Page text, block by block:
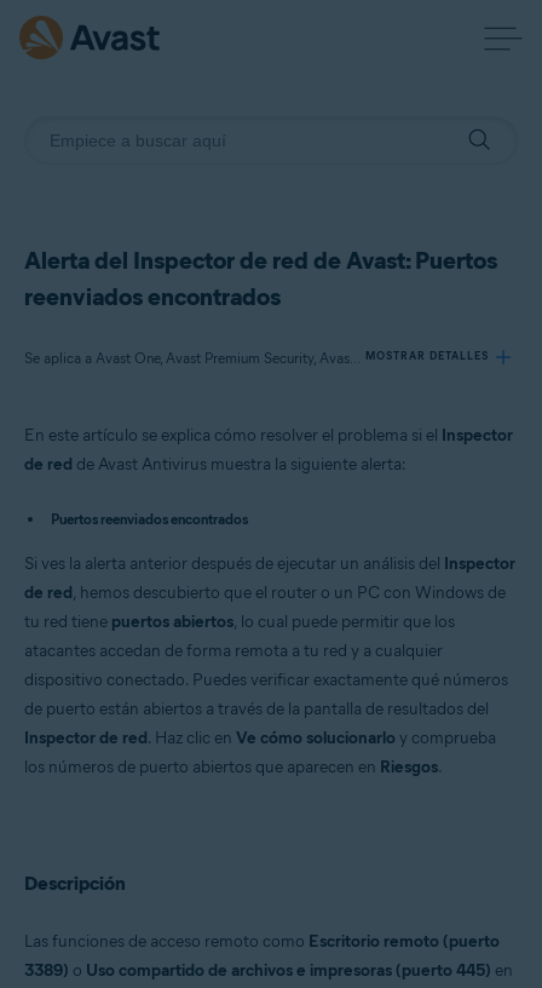
Alerta del Inspector de red de Avast: Puertos
reenviados encontrados
Se aplica a Avast One, Avast Premium Security, Avast Free Antivirus MOSTRAR DETALLES
Avast Free Antivirus
En este artículo se explica cómo resolver el problema si el Inspector
de red de Avast Antivirus muestra la siguiente alerta:
Puertos reenviados encontrados
Si ves la alerta anterior después de ejecutar un análisis del Inspector
de red, hemos descubierto que el router o un PC con Windows de
tu red tiene puertos abiertos, lo cual puede permitir que los
atacantes accedan de forma remota a tu red y a cualquier
dispositivo conectado. Puedes verificar exactamente qué números
de puerto están abiertos a través de la pantalla de resultados del
Inspector de red. Haz clic en Ve cómo solucionarlo y comprueba
los números de puerto abiertos que aparecen en Riesgos.
Descripción
Las funciones de acceso remoto como Escritorio remoto (puerto
3389) o Uso compartido de archivos e impresoras (puerto 445) en